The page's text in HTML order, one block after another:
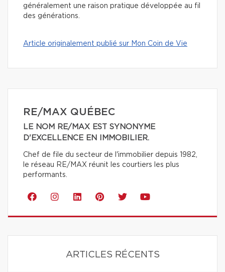
généralement une raison pratique développée au fil
des générations.
Article originalement publié sur Mon Coin de Vie
RE/MAX QUÉBEC
LE NOM RE/MAX EST SYNONYME
D'EXCELLENCE EN IMMOBILIER.
Chef de file du secteur de l'immobilier depuis 1982,
le réseau RE/MAX réunit les courtiers les plus
performants.
ARTICLES RÉCENTS